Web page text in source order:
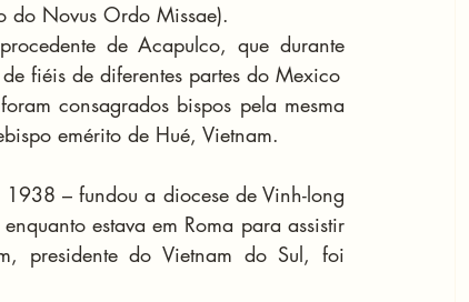
do Novus Ordo Missae).
de Acapulco, que durante
fiéis de diferentes partes do Mexico
consagrados bispos pela mesma
emérito de Hué, Vietnam.
– fundou a diocese de Vinh-long
estava em Roma para assistir
presidente do Vietnam do Sul, foi